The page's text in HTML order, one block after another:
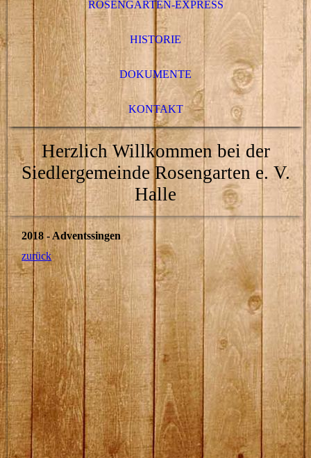
ROSENGARTEN-EXPRESS
HISTORIE
DOKUMENTE
KONTAKT
Herzlich Willkommen bei der
Siedlergemeinde Rosengarten e. V.
Halle
2018 - Adventssingen
zurück